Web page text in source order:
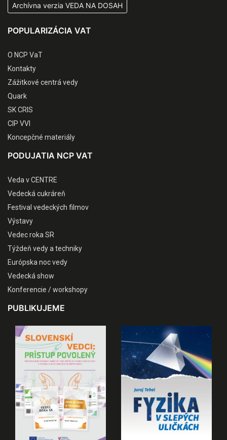
Archívna verzia VEDA NA DOSAH
POPULARIZÁCIA VAT
O NCP VaT
Kontakty
Zážitkové centrá vedy
Quark
SK CRIS
CIP VVI
Koncepčné materiály
PODUJATIA NCP VAT
Veda v CENTRE
Vedecká cukráreň
Festival vedeckých filmov
Výstavy
Vedec roka SR
Týždeň vedy a techniky
Európska noc vedy
Vedecká show
Konferencie / workshopy
PUBLIKUJEME